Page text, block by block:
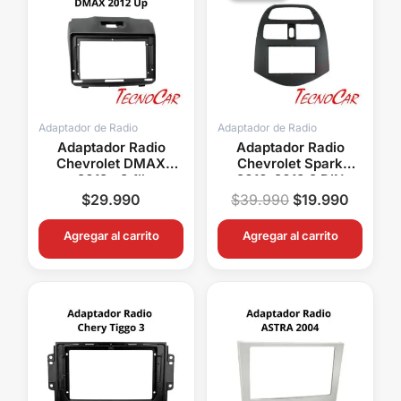
Adaptador de Radio
Adaptador Radio
Chevrolet DMAX
2012+ 9.1″
Connection ACH-012N
$29.990
Agregar al carrito
Adaptador de Radio
Adaptador Radio
Chevrolet Spark
2010-2013 2 DIN
Connection ACH-006
$39.990
era:
$39.990.
$19.990
Agregar al carrito